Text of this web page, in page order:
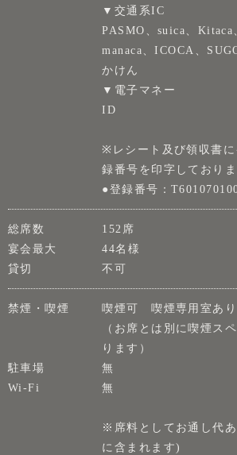
▼交通系IC
PASMO、suica、Kitaca
manaca、ICOCA、
かけん
▼電子マネー
ID
※レシート及び領収書
録番号を印字しており
●登録番号：
総席数
152席
宴会最大
44名様
貸切
不可
禁煙・喫煙
喫煙可 喫煙専用室あり
（お席とは別に喫煙ス
ります）
駐車場
無
Wi-Fi
無
※席料としてお通し代
に含まれます)